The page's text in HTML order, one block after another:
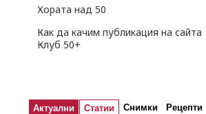
Хората над 50
Как да качим публикация на сайта
Клуб 50+
Актуални Статии Снимки Рецепти